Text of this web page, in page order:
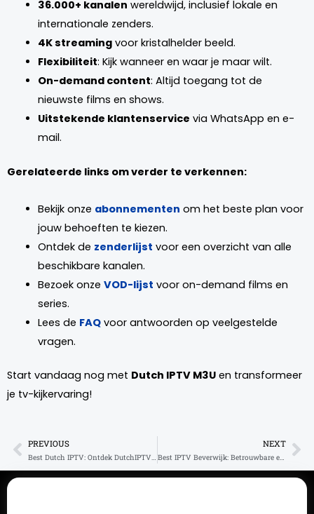
36.000+ kanalen wereldwijd, inclusief lokale en
internationale zenders.
4K streamingvoor kristalhelder beeld.
Flexibiliteit: Kijk wanneer en waar je maar wilt.
On-demand content: Altijd toegang tot de
nieuwste films en shows.
Uitstekende klantenservice via WhatsApp en e-
mail.
Gerelateerde links om verder te verkennen:
Bekijk onze abonnementen om het beste plan voor
jouw behoeften te kiezen.
Ontdek de zenderlijst voor een overzicht van alle
beschikbare kanalen.
Bezoek onze VOD-lijst voor on-demand films en
series.
Lees de FAQvoor antwoorden op veelgestelde
vragen.
Start vandaag nog met Dutch IPTV M3U en transformeer
je tv-kijkervaring!
Prev
PREVIOUS
Best Dutch IPTV: Ontdek DutchIPTV4K voor 4K Streaming
NEXT
Best IPTV Beverwijk: Betrouwbare en Kwalitatieve IPTV 2025